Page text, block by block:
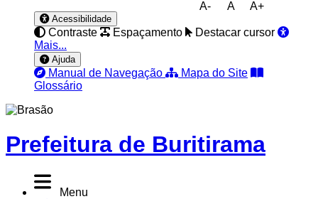
A- A A+
Acessibilidade
Contraste Espaçamento
Destacar cursor
Mais...
Ajuda
Manual de Navegação
Mapa do Site
Glossário
Prefeitura de Buritirama
Menu